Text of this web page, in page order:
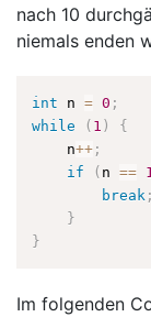
nach 10
niemals enden
int n = 0 ;
while
( 1 )
{
    n
++ ;
if
( n ==
break ;
}
}
Im folgenden